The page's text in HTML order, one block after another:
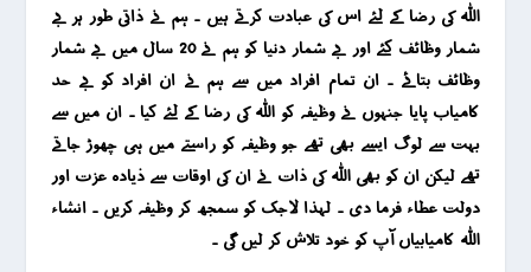
اللہ کی رضا کے لئے اس کی عبادت کرتے ہیں ۔ ہم نے ذاتی طور ہر بے
شمار وظائف کئے اور بے شمار دنیا کو ہم نے 20 سال میں بے شمار
وظائف بتائے ۔ ان تمام افراد میں سے ہم نے ان افراد کو بے حد
کامیاب پایا جنہوں نے وظیفہ کو اللہ کی رضا کے لئے کیا ۔ ان میں سے
بہت سے لوگ ایسے بھی تھے جو وظیفہ کو راستے میں ہی چھوڑ جاتے
تھے لیکن ان کو بھی اللہ کی ذات نے ان کی اوقات سے ذیادہ عزت اور
دولت عطاء فرما دی ۔ لہذا لاجک کو سمجھ کر وظیفہ کریں ۔ انشاء
اللہ کامیابیاں آپ کو خود تلاش کر لیں گی ۔